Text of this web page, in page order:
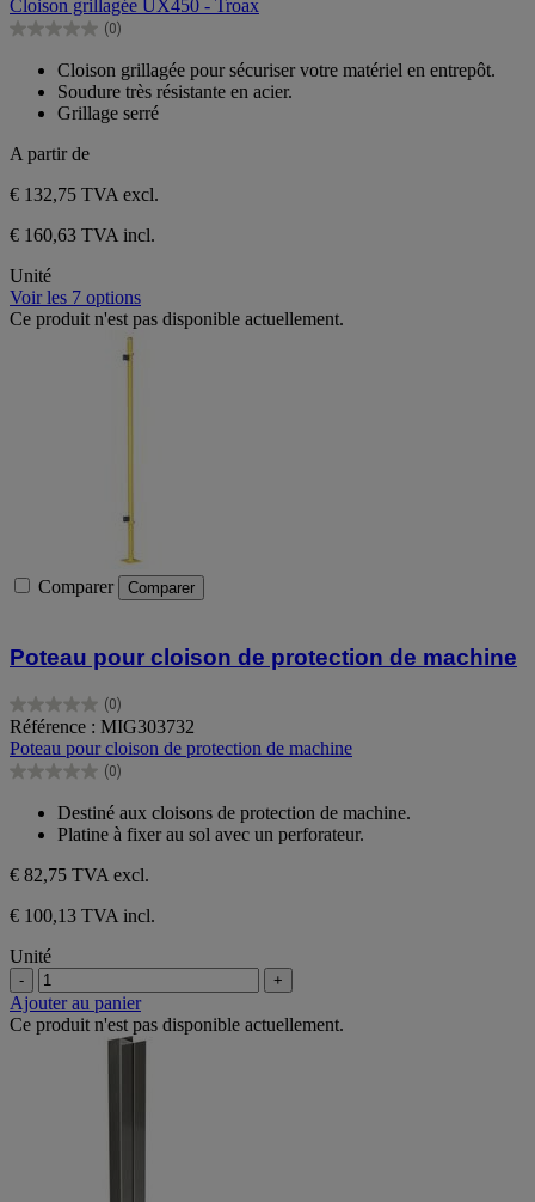
5
étoiles.
Cloison grillagée UX450 - Troax
(0)
0.0
étoiles.
Cloison grillagée pour sécuriser votre matériel en entrepôt.
Soudure très résistante en acier.
Grillage serré
A partir de
€ 132,75 TVA excl.
€ 160,63 TVA incl.
Unité
Voir les 7 options
Ce produit n'est pas disponible actuellement.
Comparer Comparer
Poteau pour cloison de protection de machine
(0)
0.0
sur
5
étoiles.
Référence : MIG303732
Poteau pour cloison de protection de machine
(0)
0.0
étoiles.
Destiné aux cloisons de protection de machine.
Platine à fixer au sol avec un perforateur.
€ 82,75 TVA excl.
€ 100,13 TVA incl.
Unité
- +
Ajouter au panier
Ce produit n'est pas disponible actuellement.